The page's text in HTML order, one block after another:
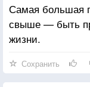
Самая большая
свыше — быть
жизни.
Сохранить